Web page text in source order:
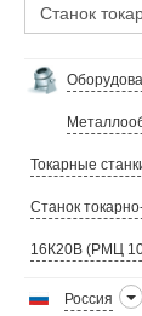
Токарные
Станок
16К20В (РМЦ
Россия